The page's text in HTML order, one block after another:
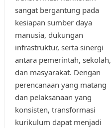
sangat bergantung pada
kesiapan sumber daya
manusia, dukungan
infrastruktur, serta sinergi
antara pemerintah, sekolah,
dan masyarakat. Dengan
perencanaan yang matang
dan pelaksanaan yang
konsisten, transformasi
kurikulum dapat menjadi